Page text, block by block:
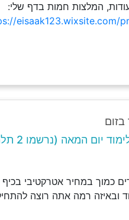
המלצות חמות בדף שלי:
eisaak123.wixsite.com/
בזום
יום המאה (נרשמו 2 תלמידים)
כמוך במחיר אטרקטיבי
ובאיזה רמה אתה רוצה